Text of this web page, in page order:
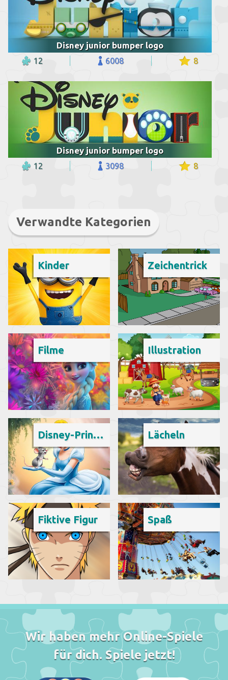
Disney junior bumper logo
12 6008 8
Disney junior bumper logo
12 3098 8
Verwandte Kategorien
Kinder Zeichentrick
Filme Illustration
Disney-Prinzessinnen Lächeln
Fiktive Figur Spaß
Wir haben mehr Online-Spiele
für dich. Spiele jetzt!